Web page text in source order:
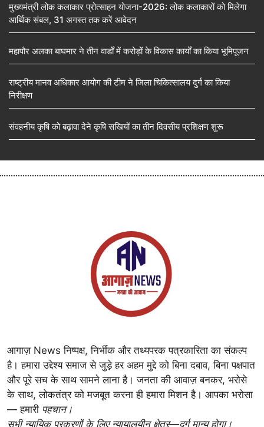
मुख्यमंत्री लोक कलाकार प्रोत्साहन योजना-2026: लोक कलाकारों को मिलेगा
आर्थिक संबल, 31 अगस्त तक करें आवेदन
महापौर अलका बाघमार ने तीन वार्डों में करोड़ों के विकास कार्यों का किया भूमिपूजन
राष्ट्रीय मानव अधिकार आयोग की टीम ने जिला चिकित्सालय दुर्ग का किया
निरीक्षण
संवहनीय कृषि को बढ़ावा देने कृषि सखियों का तीन दिवसीय प्रशिक्षण शुरू
आगाज़ News निष्पक्ष, निर्भीक और तथ्यपरक पत्रकारिता का संकल्प
है। हमारा उद्देश्य समाज से जुड़े हर अहम मुद्दे को बिना दबाव, बिना पक्षपात
और पूरे सच के साथ सामने लाना है। जनता की आवाज़ बनकर, भरोसे
के साथ, लोकतंत्र को मजबूत करना ही हमारा मिशन है। आपका भरोसा
— हमारी पहचान।
सभी न्यायिक प्रकरणों के लिए न्यायालयीन क्षेत्र—दुर्ग मान्य होगा।